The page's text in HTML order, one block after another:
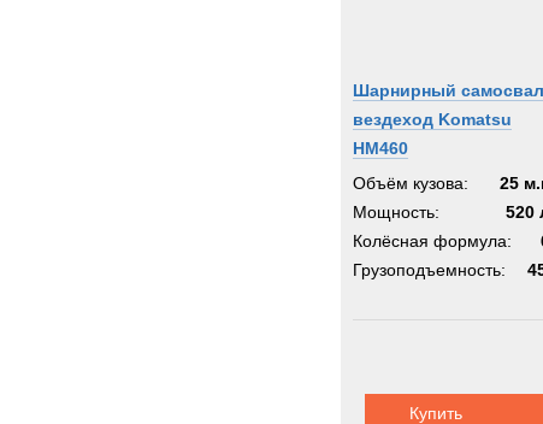
Шарнирный
вездеход Komatsu
HM460
Объём кузова:
25
Мощность:
520
Колёсная формула:
Грузоподъемность:
Купить